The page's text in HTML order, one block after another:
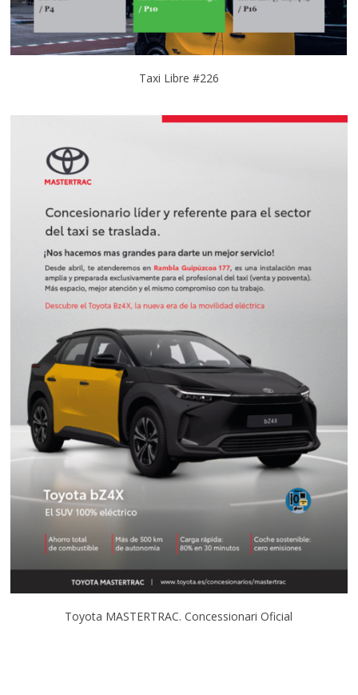
Taxi Libre #226
Toyota MASTERTRAC. Concessionari Oficial